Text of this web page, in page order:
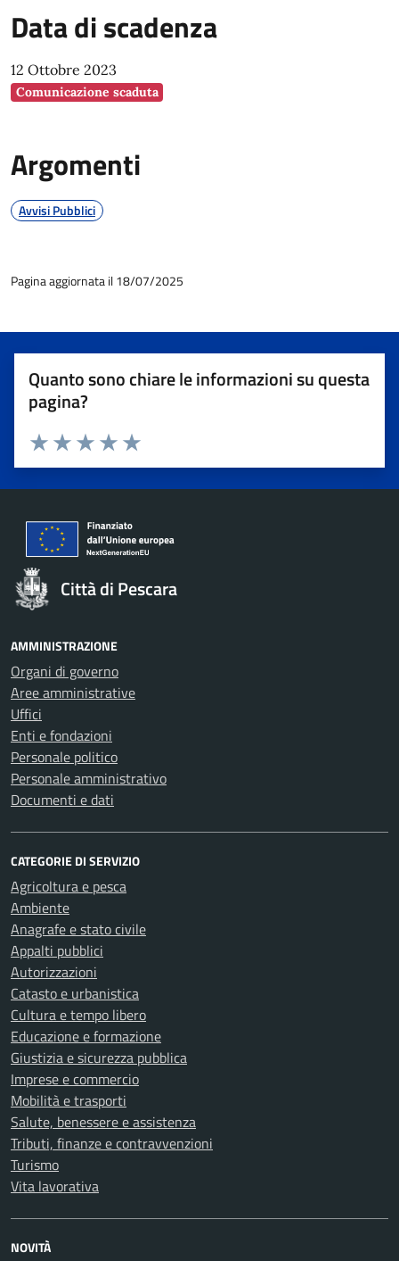
Data di scadenza
12 Ottobre 2023
Comunicazione scaduta
Argomenti
Avvisi Pubblici
Pagina aggiornata il 18/07/2025
Quanto sono chiare le informazioni su questa
pagina?
Valuta 5 stelle su 5
Valuta 4 stelle su 5
Valuta 3 stelle su 5
Valuta 2 stelle su 5
Valuta 1 stelle su 5
Città di Pescara
AMMINISTRAZIONE
Organi di governo
Aree amministrative
Uffici
Enti e fondazioni
Personale politico
Personale amministrativo
Documenti e dati
CATEGORIE DI SERVIZIO
Agricoltura e pesca
Ambiente
Anagrafe e stato civile
Appalti pubblici
Autorizzazioni
Catasto e urbanistica
Cultura e tempo libero
Educazione e formazione
Giustizia e sicurezza pubblica
Imprese e commercio
Mobilità e trasporti
Salute, benessere e assistenza
Tributi, finanze e contravvenzioni
Turismo
Vita lavorativa
NOVITÀ